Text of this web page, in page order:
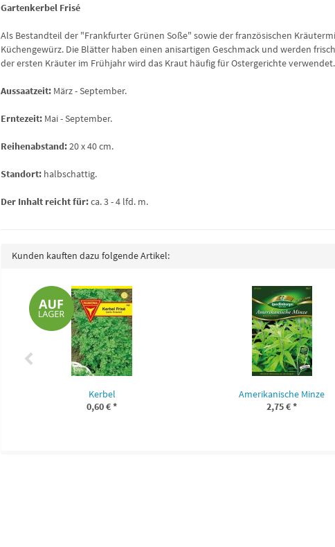
Gartenkerbel Frisé
Als Bestandteil der "Frankfurter Grünen Soße" sowie der französischen
Küchengewürz. Die Blätter haben einen anisartigen Geschmack und werden
der ersten Kräuter im Frühjahr wird das Kraut häufig für Ostergerichte verwendet.
Aussaatzeit: März - September.
Erntezeit: Mai - September.
Reihenabstand:20 x 40 cm.
Standort: halbschattig.
Der Inhalt reicht für:ca. 3 - 4 lfd. m.
Kunden kauften dazu folgende Artikel:
Kerbel
0,60 €*
Amerikanische Minze
2,75 €*